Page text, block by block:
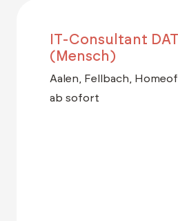
IT-Consultant
(Mensch)
Aalen, Fellbach,
ab sofort